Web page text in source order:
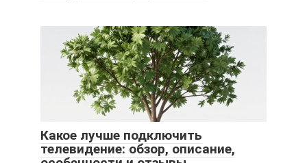
Какое лучше подключить
телевидение: обзор, описание,